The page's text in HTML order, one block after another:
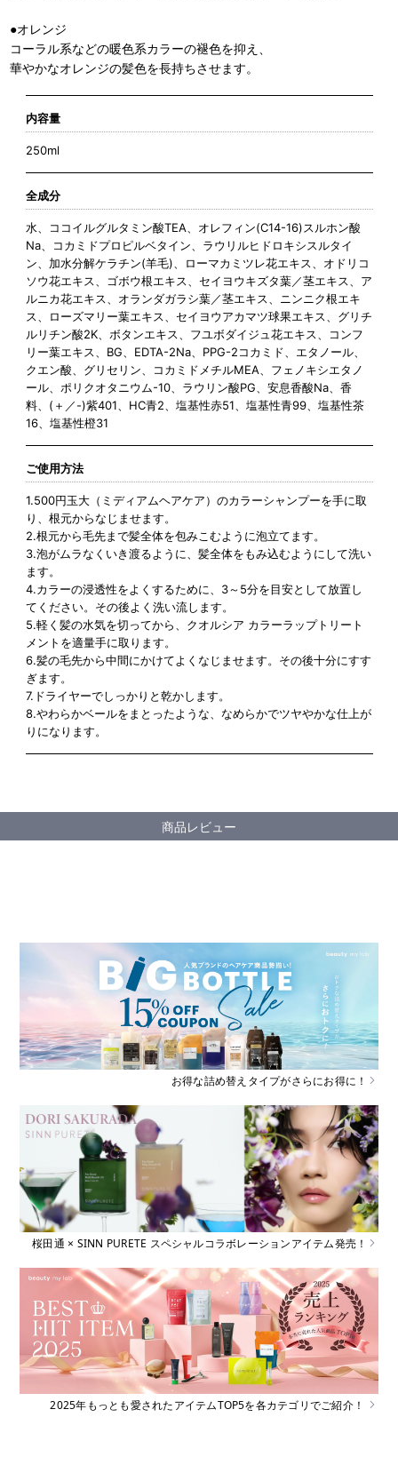
●オレンジ
コーラル系などの暖色系カラーの褪色を抑え、
華やかなオレンジの髪色を長持ちさせます。
内容量
250ml
全成分
水、ココイルグルタミン酸TEA、オレフィン(C14-16)スルホン酸
Na、コカミドプロピルベタイン、ラウリルヒドロキシスルタイ
ン、加水分解ケラチン(羊毛)、ローマカミツレ花エキス、オドリコ
ソウ花エキス、ゴボウ根エキス、セイヨウキズタ葉／茎エキス、ア
ルニカ花エキス、オランダガラシ葉／茎エキス、ニンニク根エキ
ス、ローズマリー葉エキス、セイヨウアカマツ球果エキス、グリチ
ルリチン酸2K、ボタンエキス、フユボダイジュ花エキス、コンフ
リー葉エキス、BG、EDTA-2Na、PPG-2コカミド、エタノール、
クエン酸、グリセリン、コカミドメチルMEA、フェノキシエタノ
ール、ポリクオタニウム-10、ラウリン酸PG、安息香酸Na、香
料、(＋／-)紫401、HC青2、塩基性赤51、塩基性青99、塩基性茶
16、塩基性橙31
ご使用方法
1.500円玉大（ミディアムヘアケア）のカラーシャンプーを手に取
り、根元からなじませます。
2.根元から毛先まで髪全体を包みこむように泡立てます。
3.泡がムラなくいき渡るように、髪全体をもみ込むようにして洗い
ます。
4.カラーの浸透性をよくするために、3～5分を目安として放置し
てください。その後よく洗い流します。
5.軽く髪の水気を切ってから、クオルシア カラーラップトリート
メントを適量手に取ります。
6.髪の毛先から中間にかけてよくなじませます。その後十分にすす
ぎます。
7.ドライヤーでしっかりと乾かします。
8.やわらかベールをまとったような、なめらかでツヤやかな仕上が
りになります。
商品レビュー
お得な詰め替えタイプがさらにお得に！
桜田通 × SINN PURETE スペシャルコラボレーションアイテム発売！
2025年もっとも愛されたアイテムTOP5を各カテゴリでご紹介！